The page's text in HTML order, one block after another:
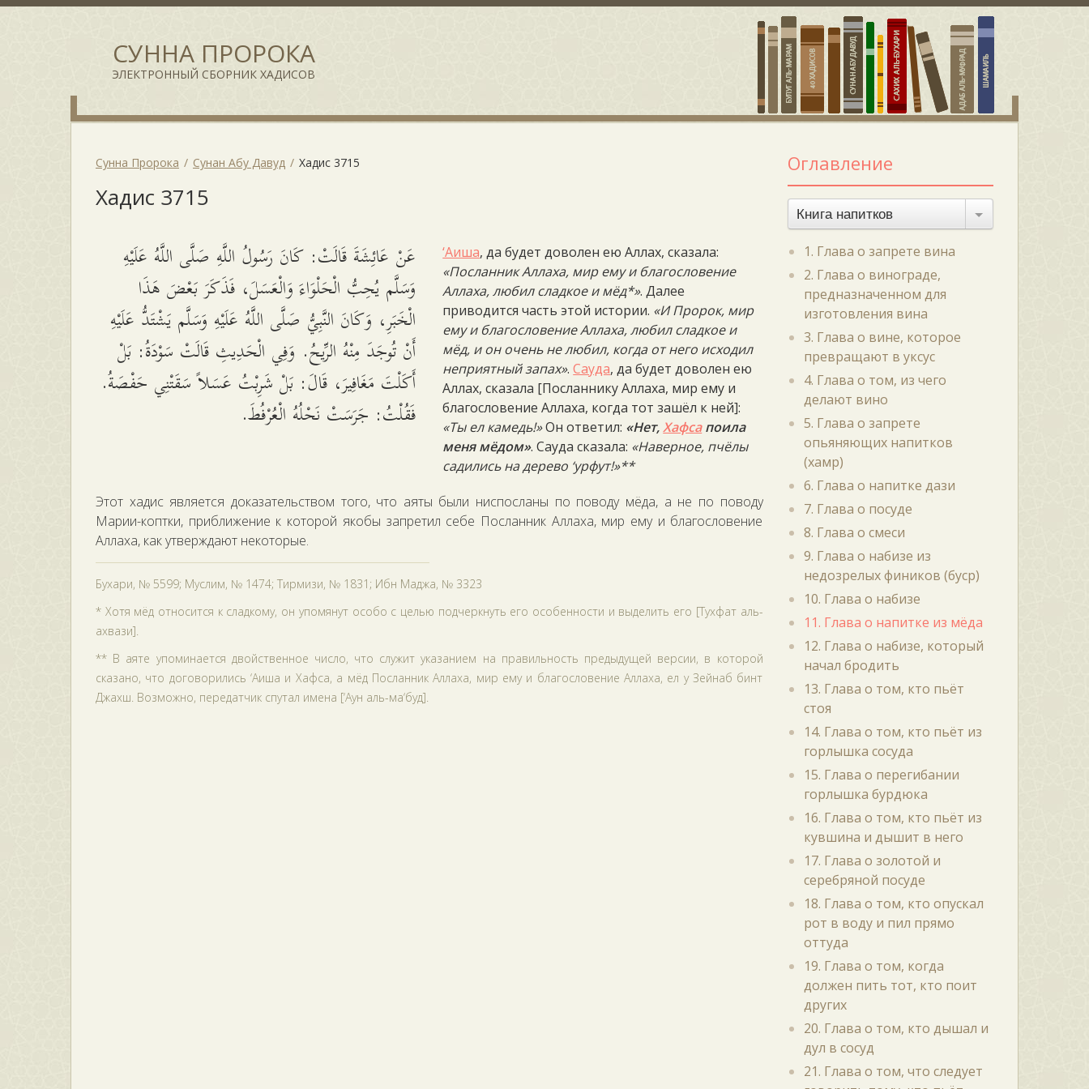
СУННА ПРОРОКА
ЭЛЕКТРОННЫЙ СБОРНИК ХАДИСОВ
Сунна Пророка Сунан Абу Давуд Хадис 3715
Хадис 3715
عَنْ عَائِشَةَ قَالَتْ: كَانَ رَسُولُ اللَّهِ صَلَّى اللَّهُ عَلَيْهِ
وَسَلَّم يُحِبُّ الْحَلْوَاءَ وَالْعَسَلَ، فَذَكَرَ بَعْضَ هَذَا
الْخَبَرِ، وَكَانَ النَّبِيُّ صَلَّى اللَّهُ عَلَيْهِ وَسَلَّم يَشْتَدُّ عَلَيْهِ
أَنْ تُوجَدَ مِنْهُ الرِّيحُ. وَفِي الْحَدِيثِ قَالَتْ سَوْدَةُ: بَلْ
أَكَلْتَ مَغَافِيرَ، قَالَ: بَلْ شَرِبْتُ عَسَلاً سَقَتْنِي حَفْصَةُ.
فَقُلْتُ: جَرَسَتْ نَحْلُهُ الْعُرْفُطَ.
‘Аиша, да будет доволен ею Аллах, сказала:
«Посланник Аллаха, мир ему и благословение
Аллаха, любил сладкое и мёд*». Далее
приводится часть этой истории. «И Пророк, мир
ему и благословение Аллаха, любил сладкое и
мёд, и он очень не любил, когда от него исходил
неприятный запах».Сауда, да будет доволен ею
Аллах, сказала [Посланнику Аллаха, мир ему и
благословение Аллаха, когда тот зашёл к ней]:
«Ты ел камедь!»Он ответил: «Нет,Хафсапоила
меня мёдом». Сауда сказала: «Наверное, пчёлы
садились на дерево ‘урфут!»**
Этот хадис является доказательством того, что аяты были ниспосланы по поводу мёда, а не по поводу
Марии-коптки, приближение к которой якобы запретил себе Посланник Аллаха, мир ему и благословение
Аллаха, как утверждают некоторые.
Бухари, № 5599; Муслим, № 1474; Тирмизи, № 1831; Ибн Маджа, № 3323
* Хотя мёд относится к сладкому, он упомянут особо с целью подчеркнуть его особенности и выделить его [Тухфат аль-
ахвази].
** В аяте упоминается двойственное число, что служит указанием на правильность предыдущей версии, в которой
сказано, что договорились ‘Аиша и Хафса, а мёд Посланник Аллаха, мир ему и благословение Аллаха, ел у Зейнаб бинт
Джахш. Возможно, передатчик спутал имена [‘Аун аль-ма‘буд].
Оглавление
Книга напитков
1. Глава о запрете вина
2. Глава о винограде,
предназначенном для
изготовления вина
3. Глава о вине, которое
превращают в уксус
4. Глава о том, из чего
делают вино
5. Глава о запрете
опьяняющих напитков
(хамр)
6. Глава о напитке дази
7. Глава о посуде
8. Глава о смеси
9. Глава о набизе из
недозрелых фиников (буср)
10. Глава о набизе
11. Глава о напитке из мёда
12. Глава о набизе, который
начал бродить
13. Глава о том, кто пьёт
стоя
14. Глава о том, кто пьёт из
горлышка сосуда
15. Глава о перегибании
горлышка бурдюка
16. Глава о том, кто пьёт из
кувшина и дышит в него
17. Глава о золотой и
серебряной посуде
18. Глава о том, кто опускал
рот в воду и пил прямо
оттуда
19. Глава о том, когда
должен пить тот, кто поит
других
20. Глава о том, кто дышал и
дул в сосуд
21. Глава о том, что следует